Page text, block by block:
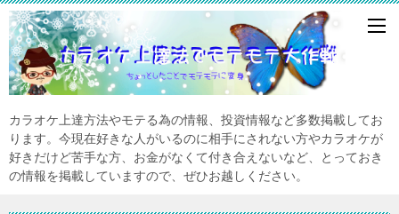
カラオケ上達方法やモテる為の情報、投資情報など多数掲載してお
ります。今現在好きな人がいるのに相手にされない方やカラオケが
好きだけど苦手な方、お金がなくて付き合えないなど、とっておき
の情報を掲載していますので、ぜひお越しください。